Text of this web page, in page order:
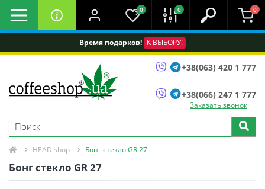
Время подарков! К ВЫБОРУ!
0 0 0
+38(063) 420 1 777
+38(066) 247 1 777
Заказать звонок
HEAD shop Бонг стекло GR 27
Бонг стекло GR 27